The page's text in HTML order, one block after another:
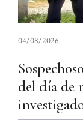
04/08/2026
del día de